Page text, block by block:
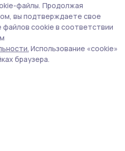
файлы. Продолжая
вы подтверждаете свое
файлов cookie в соответствии
Использование «cookie»
браузера.